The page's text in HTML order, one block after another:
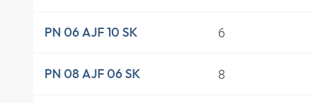
PN 06 AJF 10 SK 6
PN 08 AJF 06 SK 8